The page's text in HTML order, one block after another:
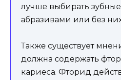
лучше выбирать
абразивами или без
Также существует
должна содержать
кариеса. Фторид